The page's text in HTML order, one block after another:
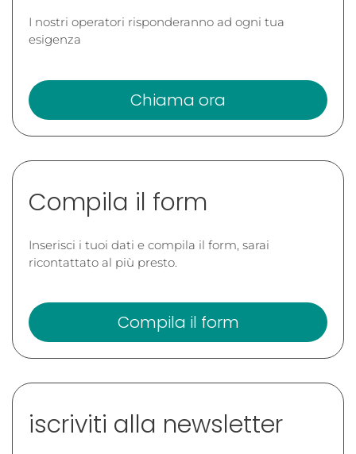
I nostri operatori risponderanno ad ogni tua
esigenza
Chiama ora
Compila il form
Inserisci i tuoi dati e compila il form, sarai
ricontattato al più presto.
Compila il form
iscriviti alla newsletter